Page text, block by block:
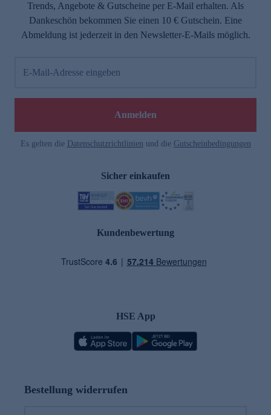
Trends, Angebote & Gutscheine per E-Mail erhalten. Als
Dankeschön bekommen Sie einen 10 € Gutschein. Eine
Abmeldung ist jederzeit in den Newsletter-E-Mails möglich.
E-Mail-Adresse eingeben
Anmelden
Es gelten die Datenschutzrichtlinien und die Gutscheinbedingungen
Sicher einkaufen
Kundenbewertung
HSE App
Bestellung widerrufen